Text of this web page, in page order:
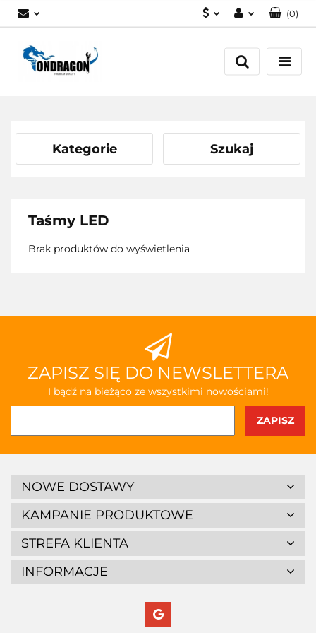
Zaloguj się
Załóż konto
(0)
Kategorie Szukaj
Taśmy LED
Brak produktów do wyświetlenia
ZAPISZ SIĘ DO NEWSLETTERA
I bądź na bieżąco ze wszystkimi nowościami!
NOWE DOSTAWY
KAMPANIE PRODUKTOWE
STREFA KLIENTA
INFORMACJE